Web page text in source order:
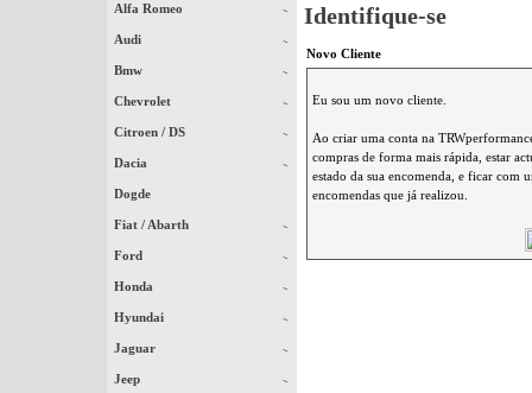
Alfa Romeo
Audi
Bmw
Chevrolet
Citroen / DS
Dacia
Dogde
Fiat / Abarth
Ford
Honda
Hyundai
Jaguar
Jeep
Identifique-se
Novo Cliente
Eu sou um novo cliente.
Ao criar uma conta na
compras de forma mais rápida, estar
estado da sua encomenda, e ficar com
encomendas que já realizou.